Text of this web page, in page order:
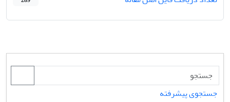
جستجوی پیشرفته